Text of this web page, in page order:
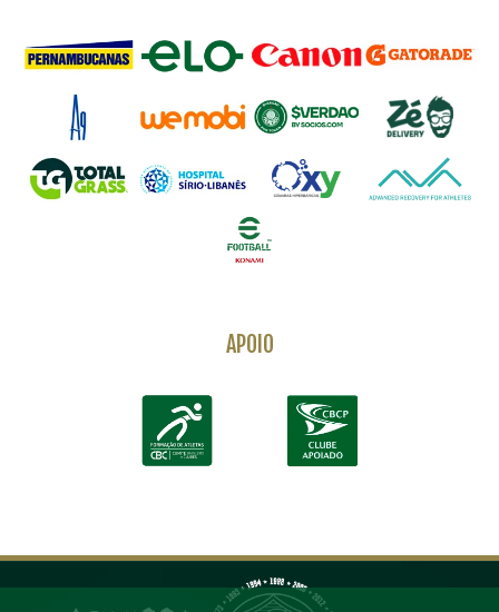
APOIO